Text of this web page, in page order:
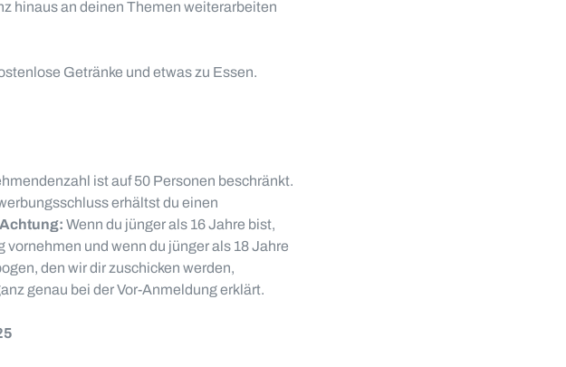
hinaus an deinen Themen weiterarbeiten
Getränke und etwas zu Essen.
ist auf 50 Personen beschränkt.
erhältst du einen
Achtung: Wenn du jünger als 16 Jahre bist,
und wenn du jünger als 18 Jahre
den wir dir zuschicken werden,
genau bei der Vor-Anmeldung erklärt.